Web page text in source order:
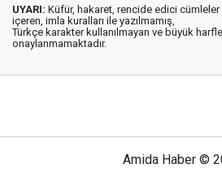
UYARI: Küfür, hakaret, rencide edici cümleler
içeren, imla kuralları ile yazılmamış,
Türkçe karakter kullanılmayan ve büyük
onaylanmamaktadır.
Amida Haber ©